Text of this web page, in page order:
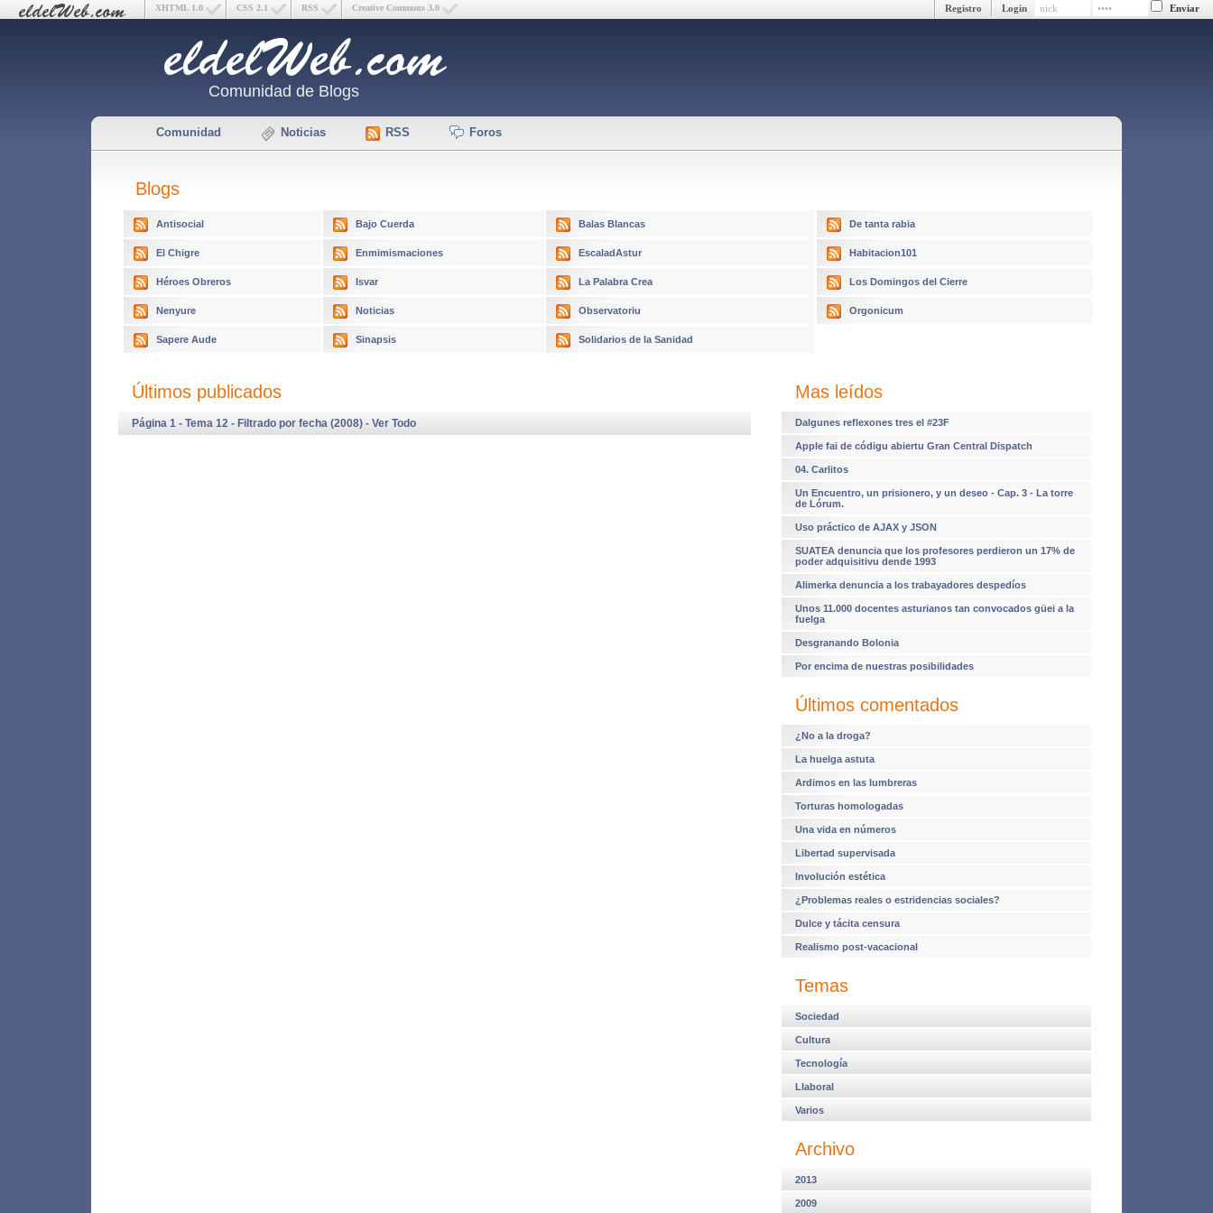
Creative Commons 3.0
RSS
CSS 2.1
XHTML 1.0 Login
Registro
Comunidad de Blogs
Comunidad Noticias RSS Foros
Blogs
Antisocial Bajo Cuerda Balas Blancas De tanta rabia
El Chigre Enmimismaciones EscaladAstur Habitacion101
Héroes Obreros Isvar La Palabra Crea Los Domingos del Cierre
Nenyure Noticias Observatoriu Orgonicum
Sapere Aude Sinapsis Solidarios de la Sanidad
Mas leídos
Dalgunes reflexones tres el #23F
Apple fai de códigu abiertu Gran Central Dispatch
04. Carlitos
Un Encuentro, un prisionero, y un deseo - Cap. 3 - La torre
de Lórum.
Uso práctico de AJAX y JSON
SUATEA denuncia que los profesores perdieron un 17% de
poder adquisitivu dende 1993
Alimerka denuncia a los trabayadores despedíos
Unos 11.000 docentes asturianos tan convocados güei a la
fuelga
Desgranando Bolonia
Por encima de nuestras posibilidades
Últimos comentados
¿No a la droga?
La huelga astuta
Ardimos en las lumbreras
Torturas homologadas
Una vida en números
Libertad supervisada
Involución estética
¿Problemas reales o estridencias sociales?
Dulce y tácita censura
Realismo post-vacacional
Temas
Sociedad
Cultura
Tecnología
Llaboral
Varios
Archivo
2013
2009
Últimos publicados
Página 1 - Tema 12 - Filtrado por fecha (2008) - Ver Todo